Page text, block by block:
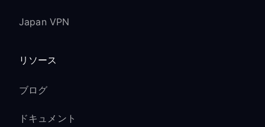
Japan VPN
リソース
ブログ
ドキュメント